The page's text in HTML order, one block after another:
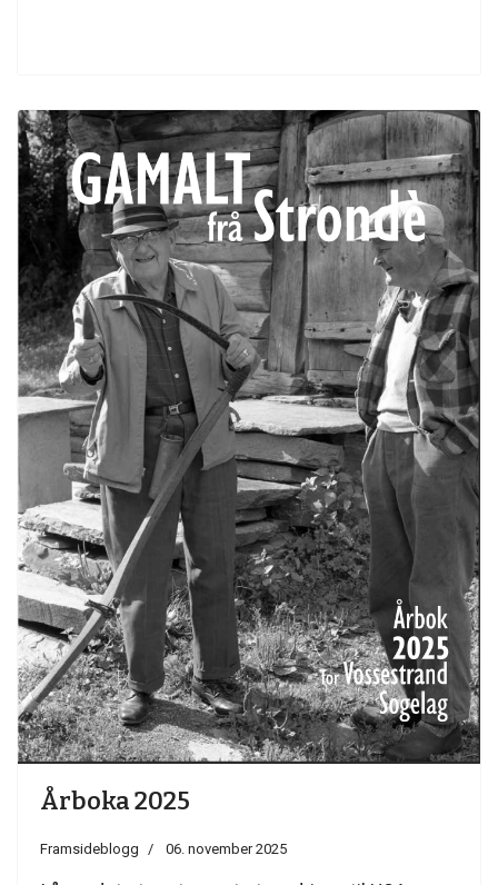
Årboka 2025
Framsideblogg 06. november 2025